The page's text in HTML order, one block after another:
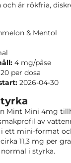
är rökfria,
& Mentol
4 mg/påse
20 per dosa
2026-04-30
Mint Mini 4mg
av
ett mini-format
11,3 mg per
i styrka.